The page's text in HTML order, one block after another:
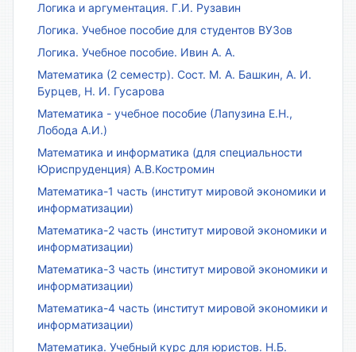
Логика и аргументация. Г.И. Рузавин
Логика. Учебное пособие для студентов ВУЗов
Логика. Учебное пособие. Ивин А. А.
Математика (2 семестр). Сост. М. А. Башкин, А. И.
Бурцев, Н. И. Гусарова
Математика - учебное пособие (Лапузина Е.Н.,
Лобода А.И.)
Математика и информатика (для специальности
Юриспруденция) А.В.Костромин
Математика-1 часть (институт мировой экономики и
информатизации)
Математика-2 часть (институт мировой экономики и
информатизации)
Математика-3 часть (институт мировой экономики и
информатизации)
Математика-4 часть (институт мировой экономики и
информатизации)
Математика. Учебный курс для юристов. Н.Б.